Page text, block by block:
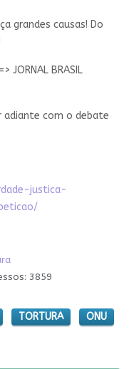
grandes causas! Do
JORNAL BRASIL
adiante com o debate
justica-
3859
TORTURA
ONU